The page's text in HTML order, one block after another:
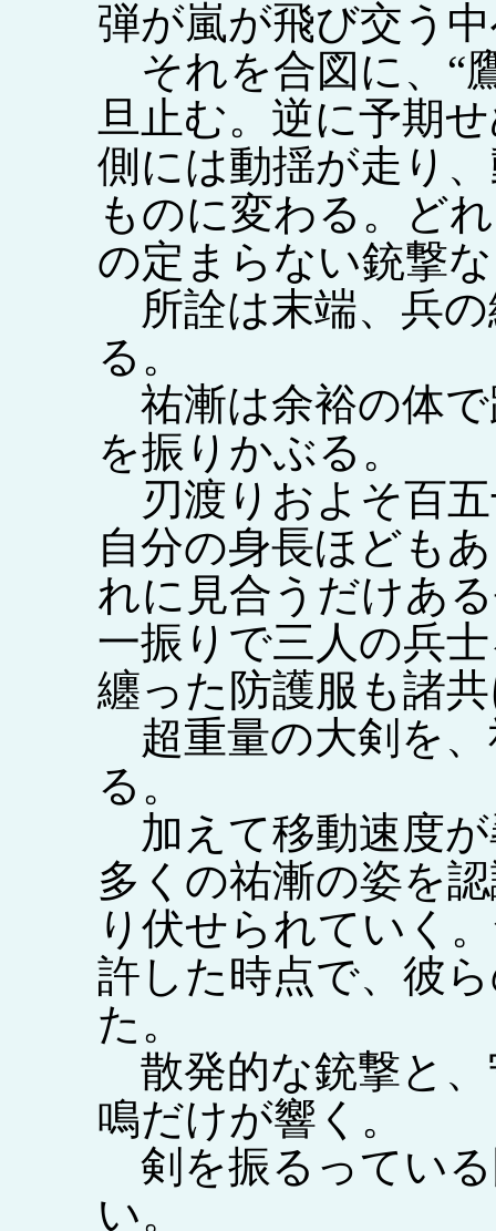
弾が嵐が飛び交う
それを合図に、“
旦止む。逆に予期
側には動揺が走り
ものに変わる。ど
の定まらない銃撃
所詮は末端、兵
る。
祐漸は余裕の体で
を振りかぶる。
刃渡りおよそ百
自分の身長ほども
れに見合うだけあ
一振りで三人の兵
纏った防護服も諸
超重量の大剣を、
る。
加えて移動速度が
多くの祐漸の姿を
り伏せられていく
許した時点で、彼
た。
散発的な銃撃と、
鳴だけが響く。
剣を振るってい
い。